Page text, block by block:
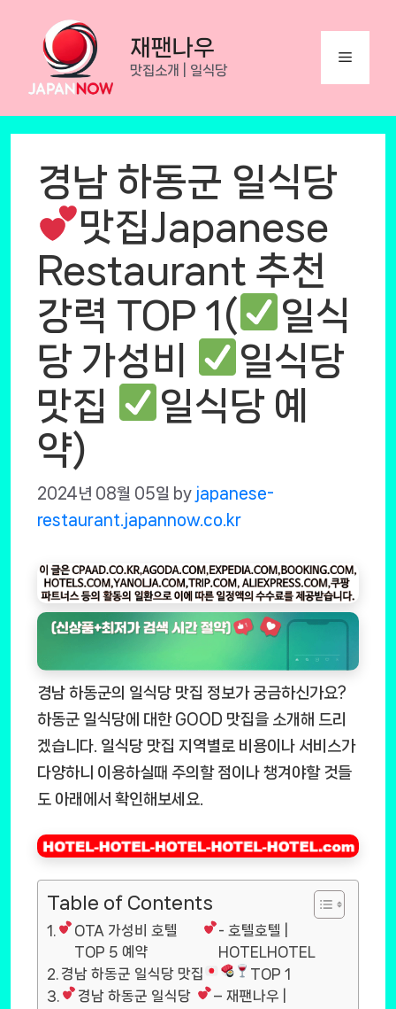
content
재팬나우
맛집소개 | 일식당
Menu
경남 하동군 일식당
맛집Japanese
Restaurant 추천
강력 TOP 1(
일식
당 가성비
일식당
맛집
일식당 예
약)
2024년 08월 05일 by japanese-
restaurant.japannow.co.kr
경남 하동군의 일식당 맛집 정보가 궁금하신가요?
하동군 일식당에 대한 GOOD 맛집을 소개해 드리
겠습니다. 일식당 맛집 지역별로 비용이나 서비스가
다양하니 이용하실때 주의할 점이나 챙겨야할 것들
도 아래에서 확인해보세요.
Table of Contents
OTA 가성비 호텔
TOP 5 예약
- 호텔호텔 |
HOTELHOTEL
경남 하동군 일식당 맛집
TOP 1
경남 하동군 일식당
– 재팬나우 |